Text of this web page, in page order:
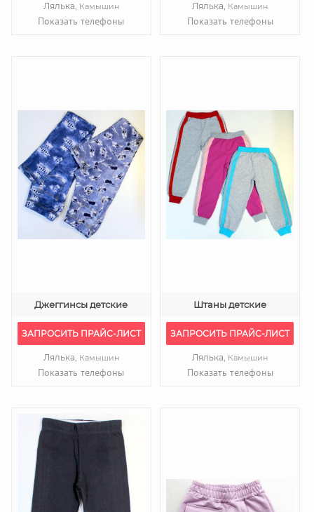
Лялька, Камышин
Показать телефоны
Лялька, Камышин
Показать телефоны
Джеггинсы детские
ЗАПРОСИТЬ ПРАЙС-ЛИСТ
Лялька, Камышин
Показать телефоны
Штаны детские
ЗАПРОСИТЬ ПРАЙС-ЛИСТ
Лялька, Камышин
Показать телефоны